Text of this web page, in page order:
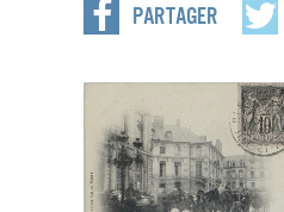
Partager